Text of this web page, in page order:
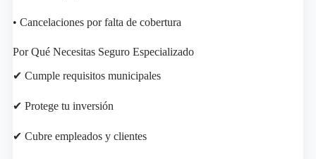
• Cancelaciones por falta de cobertura
Por Qué Necesitas Seguro Especializado
✔ Cumple requisitos municipales
✔ Protege tu inversión
✔ Cubre empleados y clientes